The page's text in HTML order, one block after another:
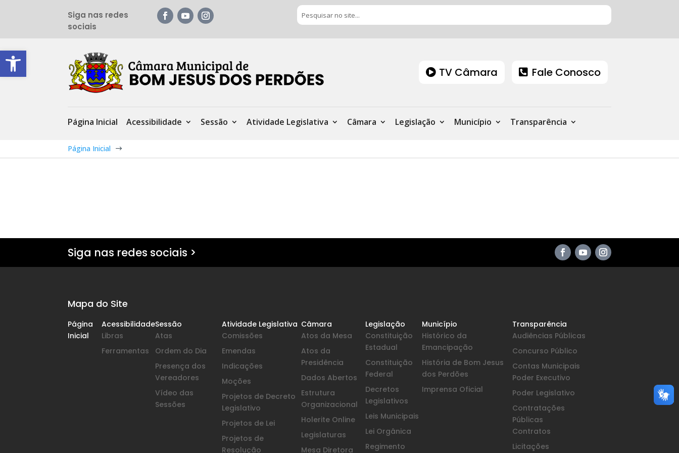
Barra de Ferramentas Aberta
Siga nas redes
sociais
TV Câmara Fale Conosco
Página Inicial Acessibilidade Sessão Atividade Legislativa Câmara Legislação Município Transparência
Página Inicial $
Siga nas redes sociais >
Mapa do Site
Página
Inicial
Acessibilidade
Libras
Ferramentas
Sessão
Atas
Ordem do Dia
Presença dos
Vereadores
Vídeo das
Sessões
Atividade Legislativa
Comissões
Emendas
Indicações
Moções
Projetos de Decreto
Legislativo
Projetos de Lei
Projetos de
Resolução
Câmara
Atos da Mesa
Atos da
Presidência
Dados Abertos
Estrutura
Organizacional
Holerite Online
Legislaturas
Mesa Diretora
Legislação
Constituição
Estadual
Constituição
Federal
Decretos
Legislativos
Leis Municipais
Lei Orgânica
Regimento
Município
Histórico da
Emancipação
História de Bom Jesus
dos Perdões
Imprensa Oficial
Transparência
Audiências Públicas
Concurso Público
Contas Municipais
Poder Executivo
Poder Legislativo
Contratações
Públicas
Contratos
Licitações